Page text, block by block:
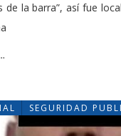
de la barra”, así fue
SEGURIDAD